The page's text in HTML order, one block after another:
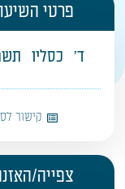
פרטי
ד' כסליו
קישור
צפייה/